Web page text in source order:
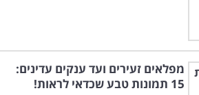
מפלאים זעירים ועד ענקים עדינים:
15 תמונות טבע שכדאי לראות!